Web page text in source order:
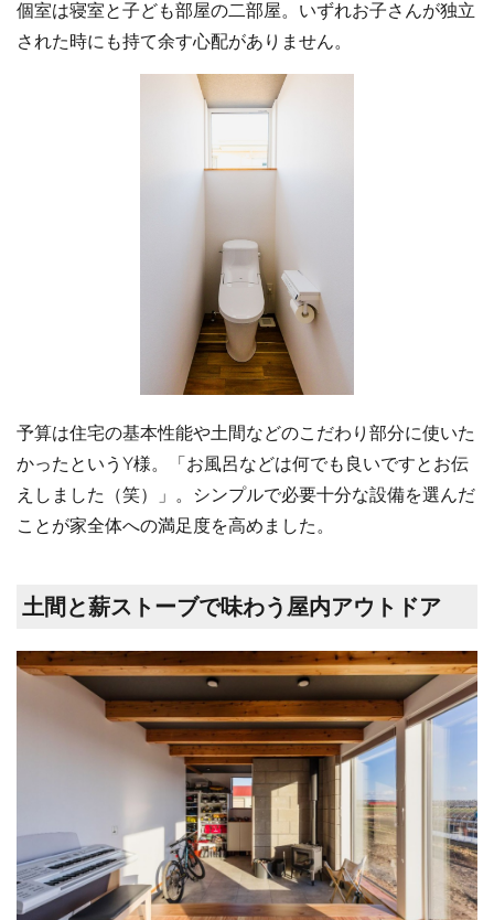
個室は寝室と子ども部屋の二部屋。いずれお子さんが独立
された時にも持て余す心配がありません。
予算は住宅の基本性能や土間などのこだわり部分に使いた
かったというY様。「お風呂などは何でも良いですとお伝
えしました（笑）」。シンプルで必要十分な設備を選んだ
ことが家全体への満足度を高めました。
土間と薪ストーブで味わう屋内アウトドア